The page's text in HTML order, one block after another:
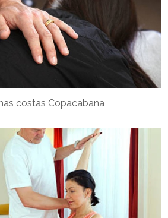
costas Copacabana